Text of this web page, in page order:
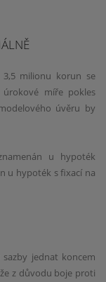
milionu korun se
míře pokles
úvěru by
u hypoték
u hypoték s fixací na
jednat koncem
z důvodu boje proti